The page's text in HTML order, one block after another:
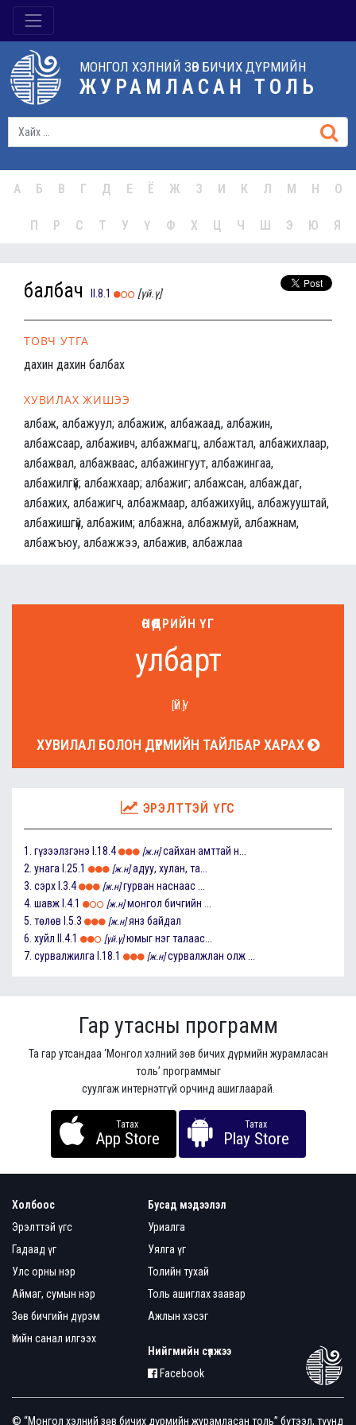
МОНГОЛ ХЭЛНИЙ ЗӨВ БИЧИХ ДҮРМИЙН
ЖУРАМЛАСАН ТОЛЬ
А Б В Г Д Е Ё Ж З И К Л М Н О
П Р С Т У Ү Ф Х Ц Ч Ш Э Ю Я
балбач II.8.1 [үй.ү]
ТОВЧ УТГА
дахин дахин балбах
ХУВИЛАХ ЖИШЭЭ
албаж, албажуул; албажиж, албажаад, албажин,
албажсаар, албаживч, албажмагц, албажтал, албажихлаар,
албажвал, албажваас, албажингуут, албажингаа,
албажилгүй; албажхаар; албажиг; албажсан, албаждаг,
албажих, албажигч, албажмаар, албажихуйц, албажууштай,
албажишгүй, албажим; албажна, албажмуй, албажнам,
албажъюу, албажжээ, албажив, албажлаа
ӨНӨӨДРИЙН ҮГ
улбарт
[ҮЙ.Ү]
ХУВИЛАЛ БОЛОН ДҮРМИЙН ТАЙЛБАР ХАРАХ
ЭРЭЛТТЭЙ ҮГС
1. гүзээлзгэнэ I.18.4 [ж.н] сайхан амттай н...
2. унага I.25.1 [ж.н] адуу, хулан, та...
3. сэрх I.3.4 [ж.н] гурван наснаас ...
4. шавж I.4.1 [ж.н] монгол бичгийн ...
5. төлөв I.5.3 [ж.н] янз байдал
6. хуйл II.4.1 [үй.ү] юмыг нэг талаас...
7. сурвалжилга I.18.1 [ж.н] сурвалжлан олж ...
Гар утасны программ
Та гар утсандаа ‘Монгол хэлний зөв бичих дүрмийн журамласан
толь’ программыг
суулгаж интернэтгүй орчинд ашиглаарай.
Татах
App Store
Татах
Play Store
Холбоос
Эрэлттэй үгс
Гадаад үг
Улс орны нэр
Аймаг, сумын нэр
Зөв бичгийн дүрэм
Үгийн санал илгээх
Бусад мэдээлэл
Уриалга
Уялга үг
Толийн тухай
Толь ашиглах заавар
Ажлын хэсэг
Нийгмийн сүлжээ
Facebook
© “Монгол хэлний зөв бичих дүрмийн журамласан толь” бүтээл, түүнд